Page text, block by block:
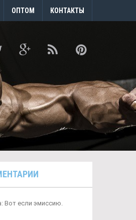
ОПТОМ КОНТАКТЫ
Вот если эмиссию.